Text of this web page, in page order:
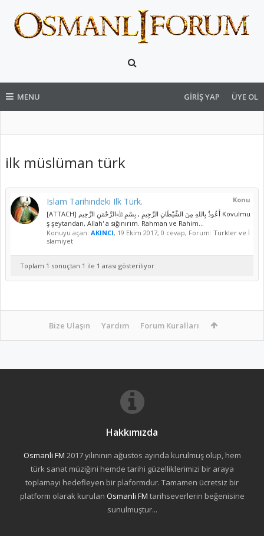
MENU GIRIŞ YAP ÜYE OL
ilk müslüman türk
Konu
Islam Tarihindeki Ilk Türk.
[ATTACH] أَعُوذُ بِاللهِ مِنَ الشَّيْطَانِ الرَّجِيمِ , بِسْمِ ﷲِالرَّحْمَنِ اارَّحِيم Kovulmu
ş şeytandan, Allah' a sığınırım. Rahman ve Rahim...
Konuyu açan: AKINCI, 19 Ekim 2017, 0 cevap, Forum: Türkler ve İ
slamiyet
Toplam 1 sonuçtan 1 ile 1 arası gösteriliyor
Bize Ulaşın Yardım Forum Kuralları
Hakkımızda
Osmanli FM 2017 yılınının ağustos ayında kurulmuş olup, hem
türk sanat müziğini hemde tarihi güzelliklerimizi bir araya
toplamayı hedefleyen bir plaformdur. Tamamen ücretsiz bir
platform olarak kurulan Osmanli FM tarihseverlerin beğenisine
sunulmuştur...